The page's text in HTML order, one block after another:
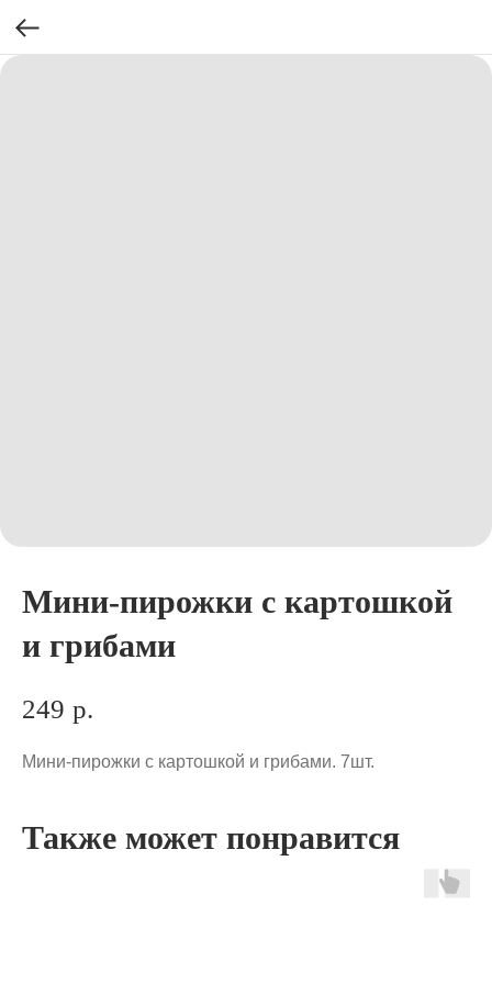
Мини-пирожки с картошкой
и грибами
249 р.
Мини-пирожки с картошкой и грибами. 7шт.
Также может понравится